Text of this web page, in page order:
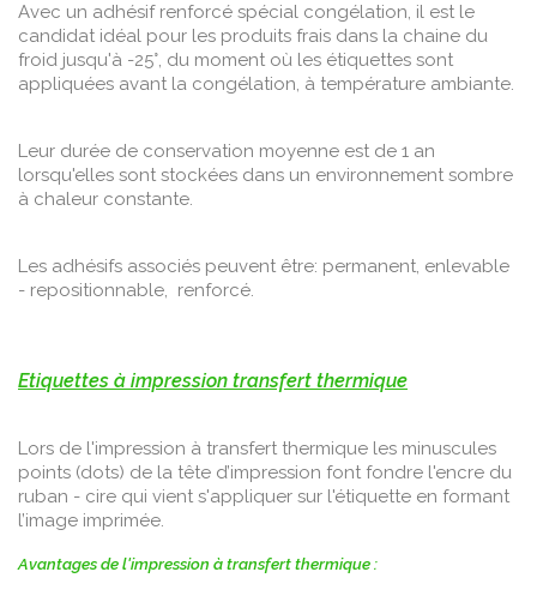
Avec un adhésif renforcé spécial congélation, il est le
candidat idéal pour les produits frais dans la chaine du
froid jusqu'à -25°, du moment où les étiquettes sont
appliquées avant la congélation, à température ambiante.
Leur durée de conservation moyenne est de 1 an
lorsqu'elles sont stockées dans un environnement sombre
à chaleur constante.
Les adhésifs associés peuvent être: permanent, enlevable
- repositionnable, renforcé.
Etiquettes à impression transfert thermique
Lors de l'impression à transfert thermique les minuscules
points (dots) de la tête d’impression font fondre l'encre du
ruban - cire qui vient s'appliquer sur l'étiquette en formant
l’image imprimée.
Avantages de l'impression à transfert thermique :